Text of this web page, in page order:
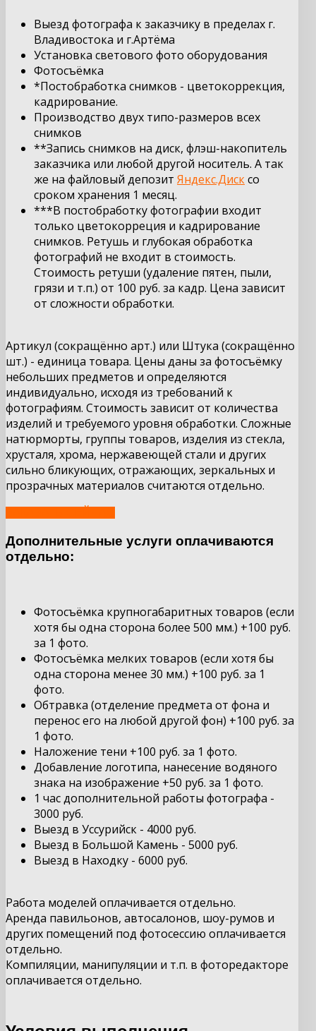
Выезд фотографа к заказчику в пределах г.
Владивостока и г.Артёма
Установка светового фото оборудования
Фотосъёмка
*Постобработка снимков - цветокоррекция,
кадрирование.
Производство двух типо-размеров всех
снимков
**Запись снимков на диск, флэш-накопитель
заказчика или любой другой носитель. А так
же на файловый депозит Яндекс.Дисксо
сроком хранения 1 месяц.
***В постобработку фотографии входит
только цветокорреция и кадрирование
снимков. Ретушь и глубокая обработка
фотографий не входит в стоимость.
Стоимость ретуши (удаление пятен, пыли,
грязи и т.п.) от 100 руб. за кадр. Цена зависит
от сложности обработки.
Артикул (сокращённо арт.) или Штука (сокращённо
шт.) - единица товара. Цены даны за фотосъёмку
небольших предметов и определяются
индивидуально, исходя из требований к
фотографиям. Стоимость зависит от количества
изделий и требуемого уровня обработки. Сложные
натюрморты, группы товаров, изделия из стекла,
хрусталя, хрома, нержавеющей стали и других
сильно бликующих, отражающих, зеркальных и
прозрачных материалов считаются отдельно.
Дополнительные услуги оплачиваются
отдельно:
Фотосъёмка крупногабаритных товаров (если
хотя бы одна сторона более 500 мм.) +100 руб.
за 1 фото.
Фотосъёмка мелких товаров (если хотя бы
одна сторона менее 30 мм.) +100 руб. за 1
фото.
Обтравка (отделение предмета от фона и
перенос его на любой другой фон) +100 руб. за
1 фото.
Наложение тени +100 руб. за 1 фото.
Добавление логотипа, нанесение водяного
знака на изображение +50 руб. за 1 фото.
1 час дополнительной работы фотографа -
3000 руб.
Выезд в Уссурийск - 4000 руб.
Выезд в Большой Камень - 5000 руб.
Выезд в Находку - 6000 руб.
Работа моделей оплачивается отдельно.
Аренда павильонов, автосалонов, шоу-румов и
других помещений под фотосессию оплачивается
отдельно.
Компиляции, манипуляции и т.п. в фоторедакторе
оплачивается отдельно.